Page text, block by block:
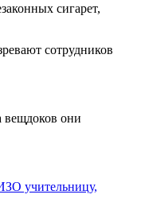
сигарет,
вещдоков они
учительницу,